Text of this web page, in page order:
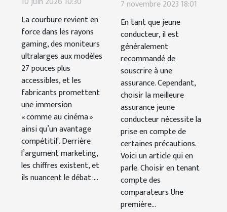
de mode ou
véritable
gain pour
les gamers ?
La courbure revient en
force dans les rayons
gaming, des moniteurs
ultralarges aux modèles
27 pouces plus
accessibles, et les
fabricants promettent
une immersion
« comme au cinéma »
ainsi qu’un avantage
compétitif. Derrière
l’argument marketing,
les chiffres existent, et
ils nuancent le débat :...
assurance
auto pour
jeune
conducteur ?
7 novembre 2023 18:01
En tant que jeune
conducteur, il est
généralement
recommandé de
souscrire à une
assurance. Cependant,
choisir la meilleure
assurance jeune
conducteur nécessite la
prise en compte de
certaines précautions.
Voici un article qui en
parle. Choisir en tenant
compte des
comparateurs Une
première...